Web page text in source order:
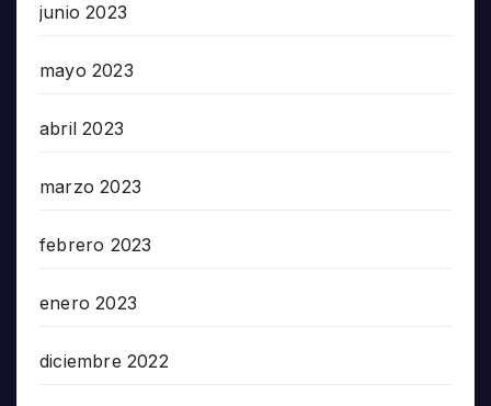
junio 2023
mayo 2023
abril 2023
marzo 2023
febrero 2023
enero 2023
diciembre 2022